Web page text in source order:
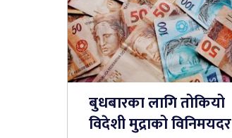
बुधबारका लागि तोकियो
विदेशी मुद्राको विनिमयदर